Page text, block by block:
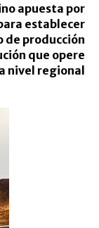
apuesta por
establecer
de producción
que opere
a nivel regional